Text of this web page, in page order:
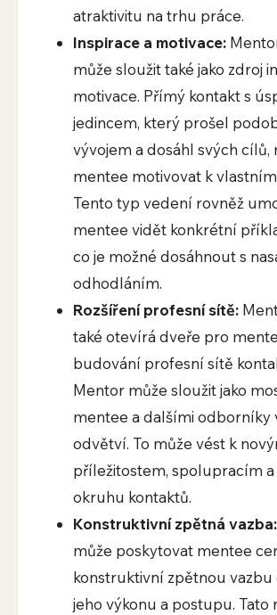
atraktivitu na trhu práce.
Inspirace a motivace:
může sloužit také jako zdroj
motivace. Přímý kontakt s
jedincem, který prošel
vývojem a dosáhl svých cílů,
mentee motivovat k
Tento typ vedení rovněž
mentee vidět konkrétní
co je možné dosáhnout s
odhodláním.
Rozšíření profesní sítě:
také otevírá dveře pro
budování profesní sítě
Mentor může sloužit jako
mentee a dalšími odborníky
odvětví. To může vést k
příležitostem, spolupracím
okruhu kontaktů.
Konstruktivní zpětná vazba:
může poskytovat mentee
konstruktivní zpětnou vazbu
jeho výkonu a postupu. Tato